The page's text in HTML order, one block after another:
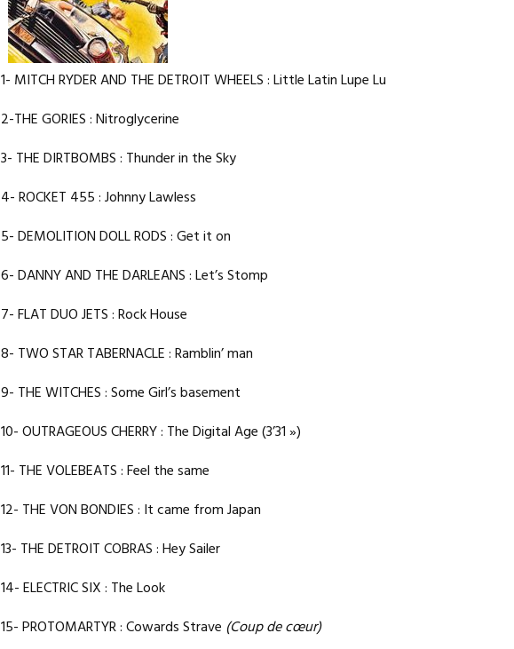
1- MITCH RYDER AND THE DETROIT WHEELS : Little Latin Lupe Lu
2-THE GORIES : Nitroglycerine
3- THE DIRTBOMBS : Thunder in the Sky
4- ROCKET 455 : Johnny Lawless
5- DEMOLITION DOLL RODS : Get it on
6- DANNY AND THE DARLEANS : Let’s Stomp
7- FLAT DUO JETS : Rock House
8- TWO STAR TABERNACLE : Ramblin’ man
9- THE WITCHES : Some Girl’s basement
10- OUTRAGEOUS CHERRY : The Digital Age (3’31 »)
11- THE VOLEBEATS : Feel the same
12- THE VON BONDIES : It came from Japan
13- THE DETROIT COBRAS : Hey Sailer
14- ELECTRIC SIX : The Look
15- PROTOMARTYR : Cowards Strave (Coup de cœur)